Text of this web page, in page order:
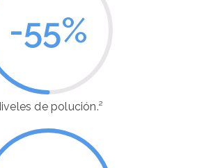
-55%
de polución.²